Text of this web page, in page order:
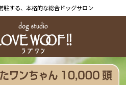
駐する、本格的な総合ドッグサロン